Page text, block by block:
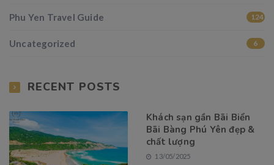
Phu Yen Travel Guide 124
Uncategorized 6
RECENT POSTS
Khách sạn gần Bãi Biển
Bãi Bàng Phú Yên đẹp &
chất lượng
13/05/2025